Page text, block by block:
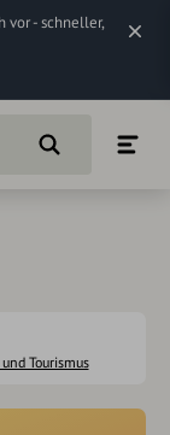
vor - schneller,
Tourismus